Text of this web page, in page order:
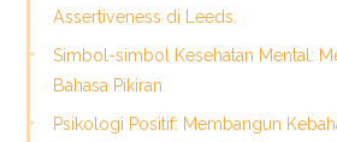
Assertiveness di Leeds.
Simbol-simbol Kesehatan Mental:
Bahasa Pikiran
Psikologi Positif: Membangun